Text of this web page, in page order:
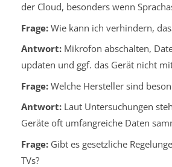
der Cloud, besonders wenn
Frage:Wie kann ich verhindern,
Antwort:Mikrofon abschalten,
updaten und ggf. das Gerät nicht
Frage:Welche Hersteller sind
Antwort:Laut Untersuchungen
Geräte oft umfangreiche Daten
Frage:Gibt es gesetzliche
TVs?